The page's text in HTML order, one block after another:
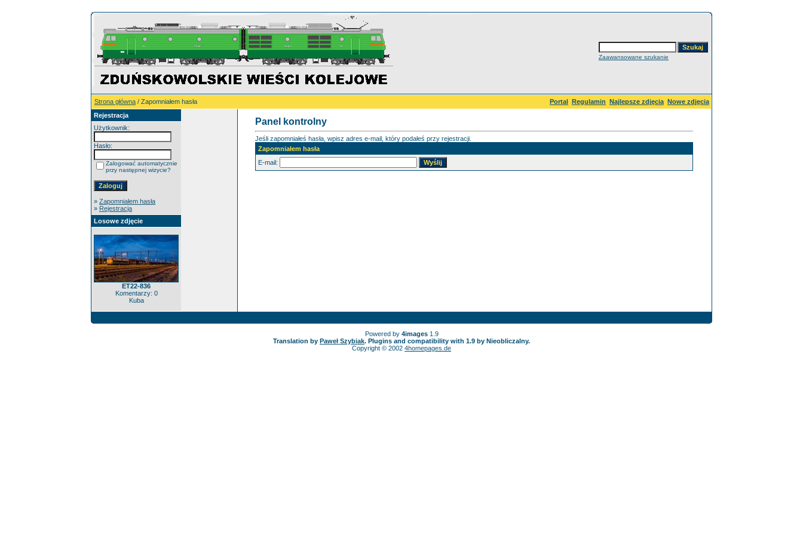
Zaawansowane szukanie
Strona główna / Zapomniałem hasła Portal Regulamin Najlepsze zdjęcia Nowe zdjęcia
Rejestracja
Użytkownik:
Hasło:
Zalogować automatycznie
przy następnej wizycie?
» Zapomniałem hasła
» Rejestracja
Losowe zdjęcie
ET22-836
Komentarzy: 0
Kuba
Panel kontrolny
Jeśli zapomniałeś hasła, wpisz adres e-mail, który podałeś przy rejestracji.
Zapomniałem hasła
E-mail:
Powered by 4images1.9
Translation by Paweł Szybiak. Plugins and compatibility with 1.9 by Nieobliczalny.
Copyright © 2002 4homepages.de